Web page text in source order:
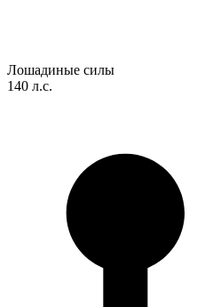
Лошадиные силы
140 л.с.